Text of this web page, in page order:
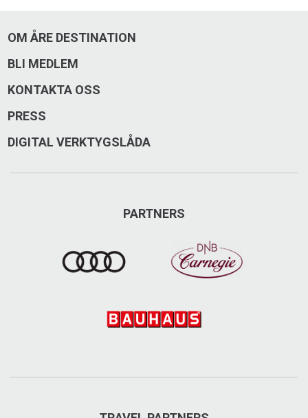
OM ÅRE DESTINATION
BLI MEDLEM
KONTAKTA OSS
PRESS
DIGITAL VERKTYGSLÅDA
PARTNERS